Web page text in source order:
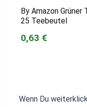
By Amazon Grüner
25 Teebeutel
0,63 €
Wenn Du